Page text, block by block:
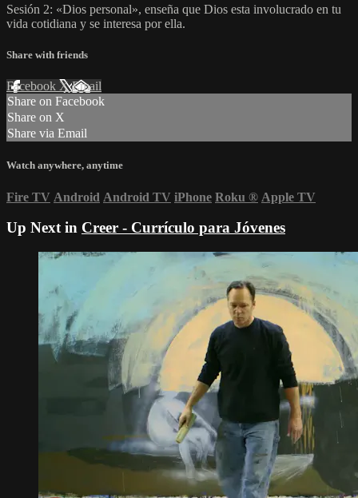
Sesión 2: «Dios personal», enseña que Dios esta involucrado en tu
vida cotidiana y se interesa por ella.
Share with friends
Facebook XEmail
Share on Facebook
Share on X
Share via Email
Watch anywhere, anytime
Fire TV Android Android TV iPhone Roku ® Apple TV
Up Next in Creer - Currículo para Jóvenes